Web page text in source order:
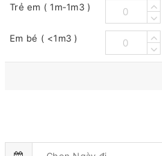
Trẻ em ( 1m-1m3 )
Em bé ( <1m3 )